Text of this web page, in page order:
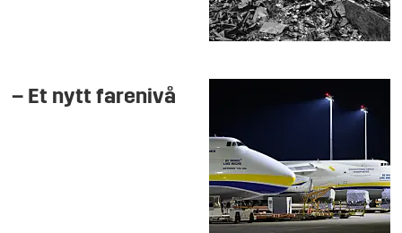
– Et nytt farenivå